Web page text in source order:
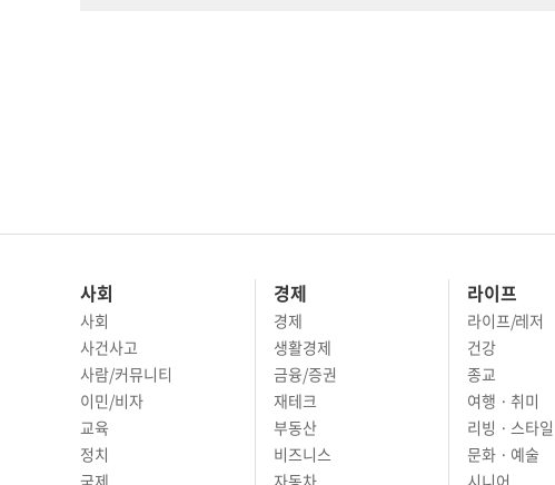
사회
사회
사건사고
사람/커뮤니티
이민/비자
경제
경제
생활경제
금융/증권
재테크
라이프
라이프/레저
건강
종교
여행 · 취미